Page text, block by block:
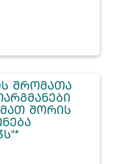
ᲨᲠᲝᲛᲐᲗᲐ
ᲨᲝᲠᲘᲡ